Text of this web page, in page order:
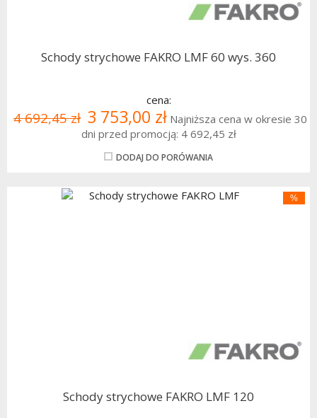
Schody strychowe FAKRO LMF 60 wys. 360
cena:
4 692,45 zł 3 753,00 zł Najniższa cena w okresie 30
dni przed promocją: 4 692,45 zł
DODAJ DO PORÓWANIA
%
Schody strychowe FAKRO LMF 120